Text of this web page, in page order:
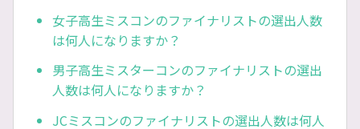
女子高生ミスコンのファイナリストの選出人数
は何人になりますか？
男子高生ミスターコンのファイナリストの選出
人数は何人になりますか？
JCミスコンのファイナリストの選出人数は何人